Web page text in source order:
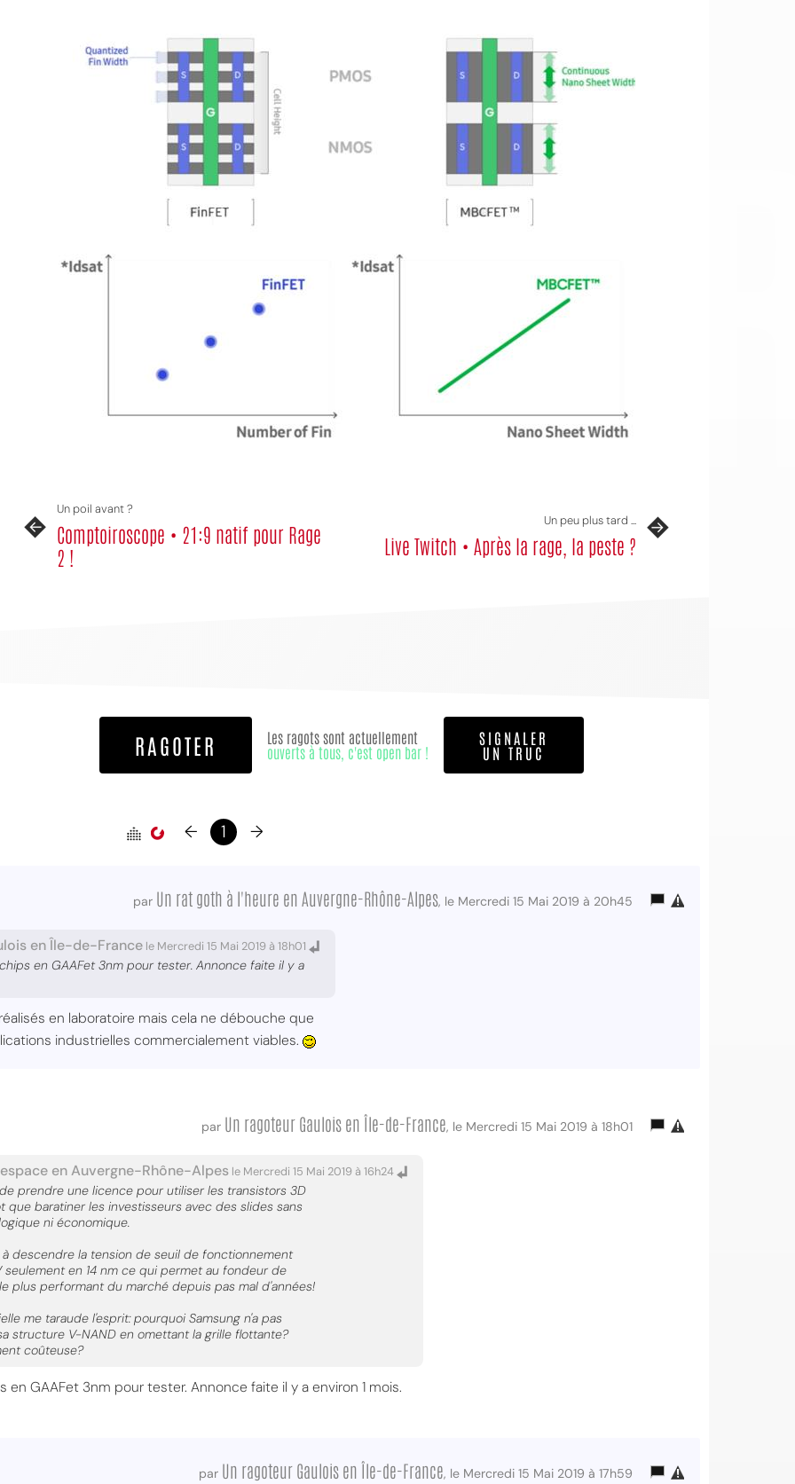
Un poil avant ?
Comptoiroscope • 21:9 natif pour Rage
2 !
Un peu plus tard ...
Live Twitch • Après la rage, la peste ?
RAGOTER
Les ragots sont actuellement
ouverts à tous, c'est open bar !
SIGNALER
UN TRUC
← 1 →
par Un rat goth à l'heure en Auvergne-Rhône-Alpes, le Mercredi 15 Mai 2019 à 20h45
en Île-de-France le Mercredi 15 Mai 2019 à 18h01
en GAAFet 3nm pour tester. Annonce faite il y a
en laboratoire mais cela ne débouche que
industrielles commercialement viables.
par Un ragoteur Gaulois en Île-de-France, le Mercredi 15 Mai 2019 à 18h01
en Auvergne-Rhône-Alpes le Mercredi 15 Mai 2019 à 16h24
prendre une licence pour utiliser les transistors 3D
que baratiner les investisseurs avec des slides sans
ni économique.
à descendre la tension de seuil de fonctionnement
seulement en 14 nm ce qui permet au fondeur de
plus performant du marché depuis pas mal d'années!
me taraude l'esprit: pourquoi Samsung n'a pas
structure V-NAND en omettant la grille flottante?
coûteuse?
en GAAFet 3nm pour tester. Annonce faite il y a environ 1 mois.
par Un ragoteur Gaulois en Île-de-France, le Mercredi 15 Mai 2019 à 17h59